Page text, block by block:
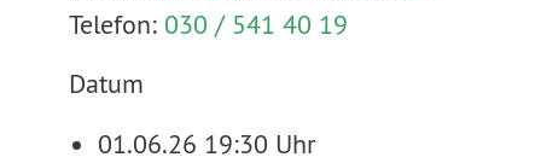
Telefon: 030 / 541 40 19
Datum
01.06.26 19:30 Uhr